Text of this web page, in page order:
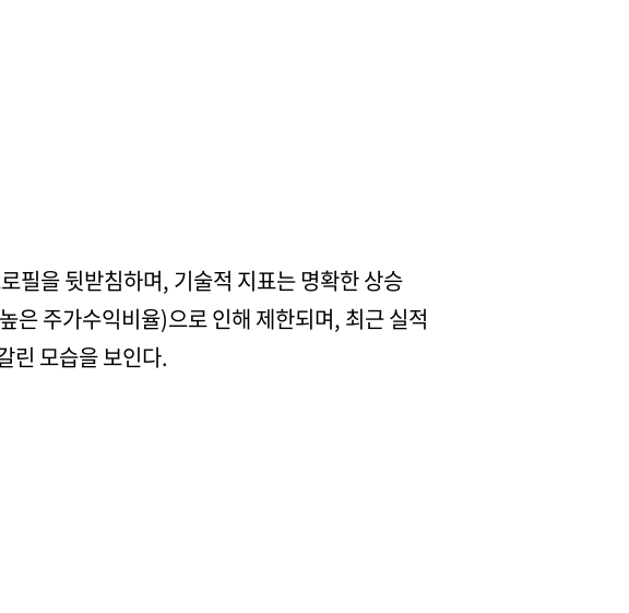
필을 뒷받침하며, 기술적 지표는 명확한 상승
은 주가수익비율)으로 인해 제한되며, 최근 실적
린 모습을 보인다.